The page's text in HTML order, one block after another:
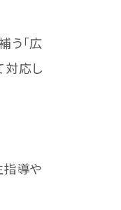
う「広
対応し
導や